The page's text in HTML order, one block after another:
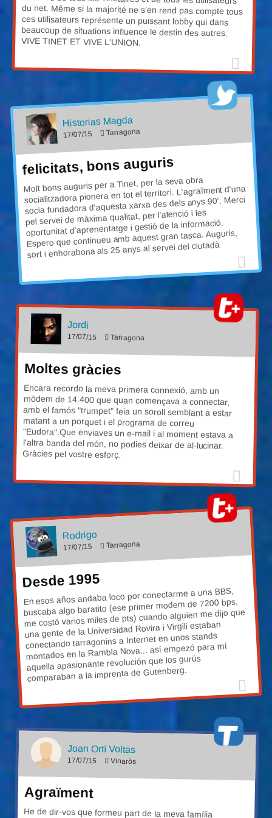
VIVE TINET ET VIVE L'UNION.
Historias Magda
17/07/15 Tarragona
felicitats, bons auguris
Molt bons auguris per a Tinet, per la seva obra
socialitzadora pionera en tot el territori. L'agraïment d'una
socia fundadora d'aquesta xarxa des dels anys 90'. Merci
pel servei de màxima qualitat, per l'atenció i les
oportunitat d'aprenentatge i gestió de la informació.
Espero que continueu amb aquest gran tasca. Auguris,
sort i enhorabona als 25 anys al servei del ciutadà
Jordi
17/07/15 Tarragona
Moltes gràcies
Encara recordo la meva primera connexió, amb un
mòdem de 14.400 que quan començava a connectar,
amb el famós "trumpet" feia un soroll semblant a estar
matant a un porquet i el programa de correu
"Eudora".Que enviaves un e-mail i al moment estava a
l'altra banda del món, no podies deixar de al·lucinar.
Gràcies pel vostre esforç.
Rodrigo
17/07/15 Tarragona
Desde 1995
En esos años andaba loco por conectarme a una BBS,
buscaba algo baratito (ese primer modem de 7200 bps,
me costó varios miles de pts) cuando alguien me dijo que
una gente de la Universidad Rovira i Virgili estaban
conectando tarragonins a Internet en unos stands
montados en la Rambla Nova... así empezó para mí
aquella apasionante revolución que los gurús
comparaban a la imprenta de Gutenberg.
Joan Ortí Voltas
17/07/15 Vinaròs
Agraïment
He de dir-vos que formeu part de la meva família
tecnològica del dia a dia. Moltes felicitats!! Voldria afegir,
que davant de l'èxit de TINET, s'hauríeu de plantajar obrir
l'àmbit geogràfic de la vostra actuació i gestió, com a
mínim a les vostres comarques més properes a la